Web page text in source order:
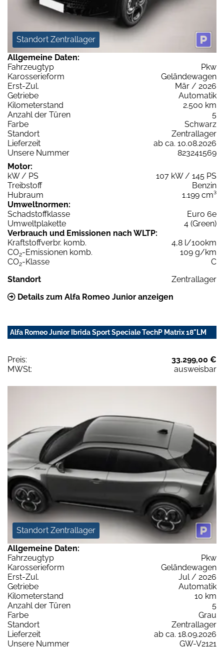
Standort Zentrallager
Allgemeine Daten:
Fahrzeugtyp
Pkw
Karosserieform
Geländewagen
Erst-Zul.
Mär / 2026
Getriebe
Automatik
Kilometerstand
2.500 km
Anzahl der Türen
5
Farbe
Schwarz
Standort
Zentrallager
Lieferzeit
ab ca. 10.08.2026
Unsere Nummer
823241569
Motor:
kW / PS
107 kW / 145 PS
Treibstoff
Benzin
Hubraum
1.199 cm³
Umweltnormen:
Schadstoffklasse
Euro 6e
Umweltplakette
4 (Green)
Verbrauch und Emissionen nach WLTP:
Kraftstoffverbr. komb.
4,8 l/100km
CO2-Emissionen komb.
109 g/km
CO2-Klasse
C
Standort
Zentrallager
Details zum Alfa Romeo Junior anzeigen
Alfa Romeo Junior Ibrida Sport Speciale TechP Matrix 18"LM
Preis:
33.299,00 €
MWSt:
ausweisbar
Standort Zentrallager
Allgemeine Daten:
Fahrzeugtyp
Pkw
Karosserieform
Geländewagen
Erst-Zul.
Jul / 2026
Getriebe
Automatik
Kilometerstand
10 km
Anzahl der Türen
5
Farbe
Grau
Standort
Zentrallager
Lieferzeit
ab ca. 18.09.2026
Unsere Nummer
GW-V2121